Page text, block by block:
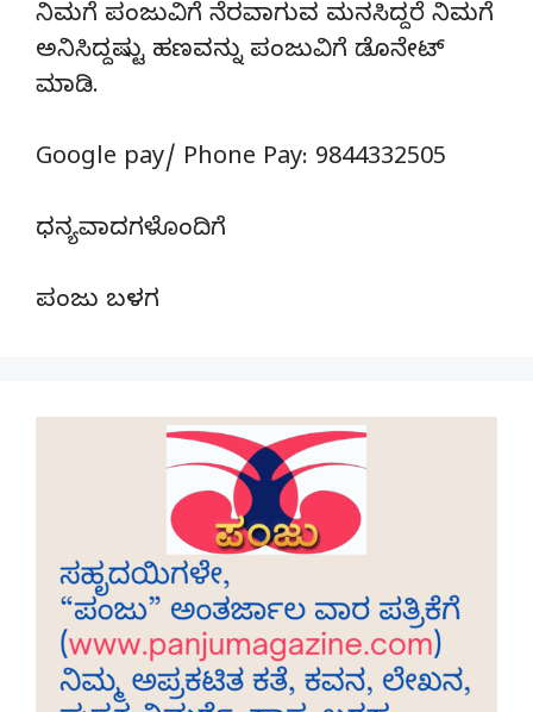
ನಿಮಗೆ ಪಂಜುವಿಗೆ ನೆರವಾಗುವ ಮನಸಿದ್ದರೆ ನಿಮಗೆ
ಅನಿಸಿದ್ದಷ್ಟು ಹಣವನ್ನು ಪಂಜುವಿಗೆ ಡೊನೇಟ್‌
ಮಾಡಿ.
Google pay/ Phone Pay: 9844332505
ಧನ್ಯವಾದಗಳೊಂದಿಗೆ
ಪಂಜು ಬಳಗ